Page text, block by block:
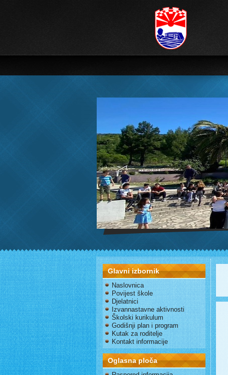
Glavni izbornik
Naslovnica
Povijest škole
Djelatnici
Izvannastavne aktivnosti
Školski kurikulum
Godišnji plan i program
Kutak za roditelje
Kontakt informacije
Oglasna ploča